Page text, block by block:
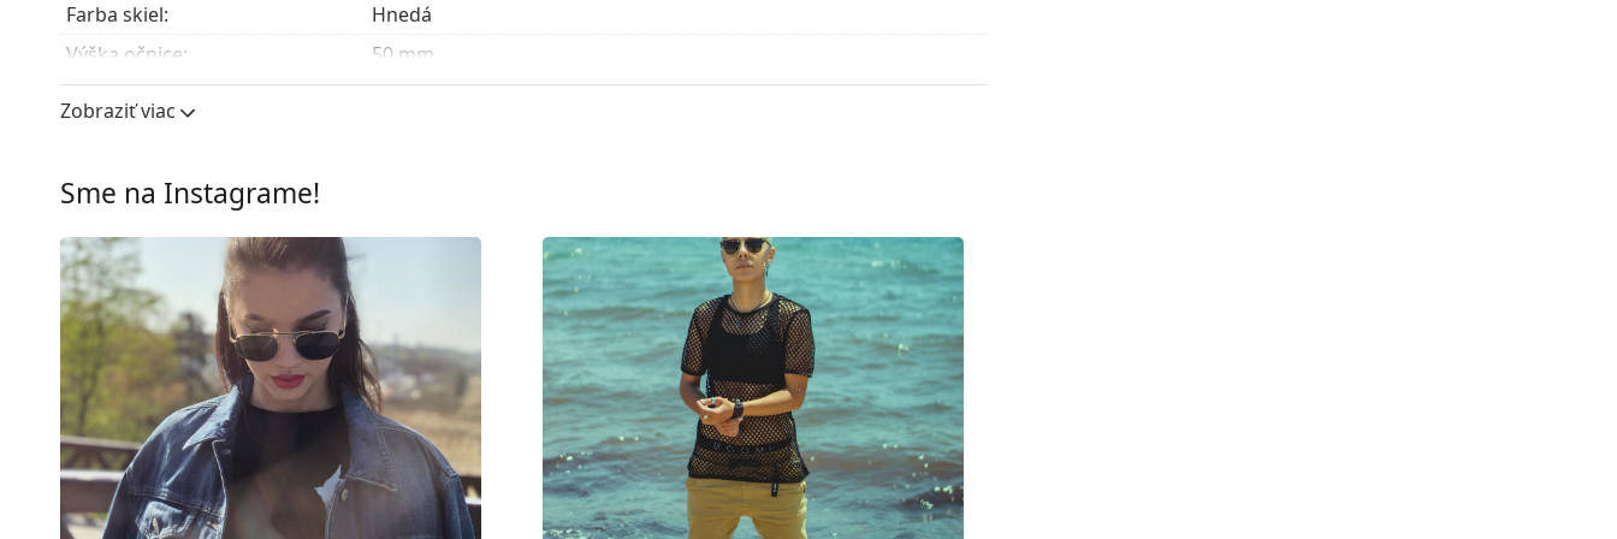
Preskúmajte celú ponukuslnečných okuliarova objavte štýlové rámy od obľúbených značiek.
Farba skiel:
Hnedá
Výška očnice:
50 mm
Šírka očnice:
62 mm
Rám
Tvar rámu:
Farba rámov:
Materiál rámov:
Kov/Plast
Veľkosť:
M
Šírka:
140 mm
Dĺžka stranice:
145 mm
Šírka mostíka:
14 mm
Hmotnosť:
Zobraziť viac
Sme na Instagrame!